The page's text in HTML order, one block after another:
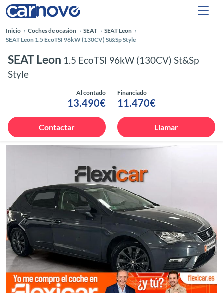
Inicio Coches de ocasión SEAT
SEAT Leon
SEAT Leon 1.5 EcoTSI 96kW (130CV) St&Sp Style
SEAT Leon 1.5 EcoTSI 96kW (130CV) St&Sp
Style
Al contado
13.490€
Financiado
11.470€
Contactar Llamar
Anterior